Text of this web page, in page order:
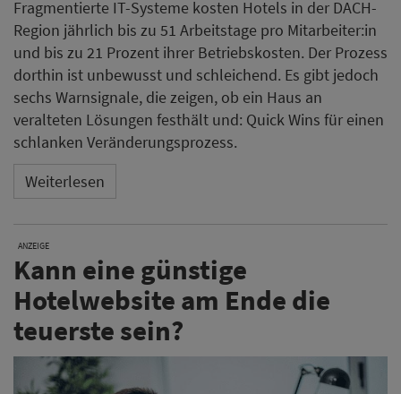
ANZEIGE
Kann eine günstige
Hotelwebsite am Ende die
teuerste sein?